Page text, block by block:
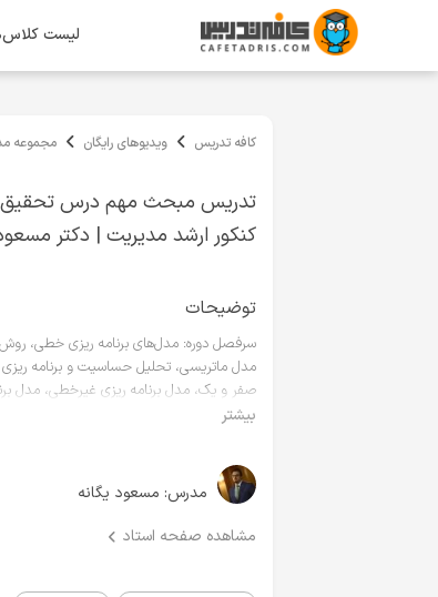
لیست
کافه تدریس ویدیوهای رایگان مجموعه
تدریس مبحث مهم درس تحقیق
کنکور ارشد مدیریت | دکتر
توضیحات
سرفصل دوره: مدل‌های برنامه ریزی خطی،
مدل ماتریسی، تحلیل حساسیت و برنامه
صفر و یک، مدل برنامه ریزی غیرخطی، مدل
بیشتر
مدرس: مسعود یگانه
مشاهده صفحه استاد